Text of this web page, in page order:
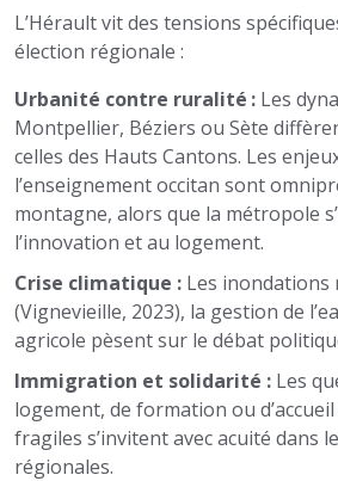
L’Hérault vit des tensions
élection régionale :
Urbanité contre ruralité : Les
Montpellier, Béziers ou Sète
celles des Hauts Cantons. Les
l’enseignement occitan sont
montagne, alors que la métropole
l’innovation et au logement.
Crise climatique : Les inondations
(Vignevieille, 2023), la gestion de
agricole pèsent sur le débat
Immigration et solidarité : Les
logement, de formation ou
fragiles s’invitent avec acuité dans
régionales.